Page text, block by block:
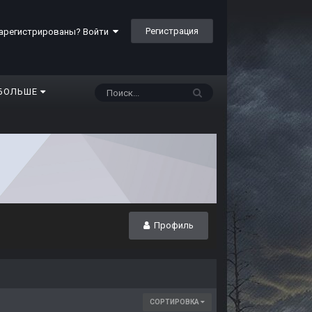
Войти Регистрация
Профиль
СОРТИРОВКА